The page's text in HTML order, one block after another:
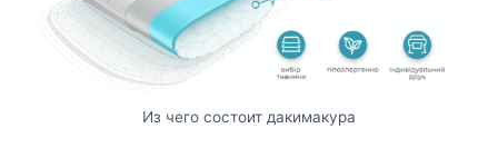
Из чего состоит дакимакура